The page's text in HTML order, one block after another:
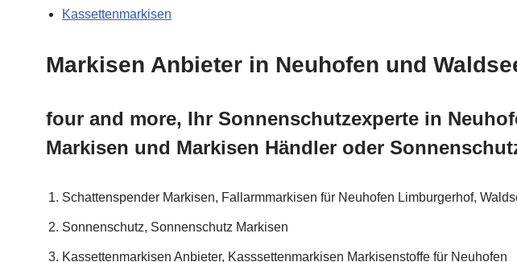
Kassettenmarkisen
Markisen Anbieter in Neuhofen und
four and more, Ihr Sonnenschutzexperte in
Markisen und Markisen Händler oder
Schattenspender Markisen, Fallarmmarkisen für Neuhofen Limburgerhof,
Sonnenschutz, Sonnenschutz Markisen
Kassettenmarkisen Anbieter, Kasssettenmarkisen Markisenstoffe für Neuhofen